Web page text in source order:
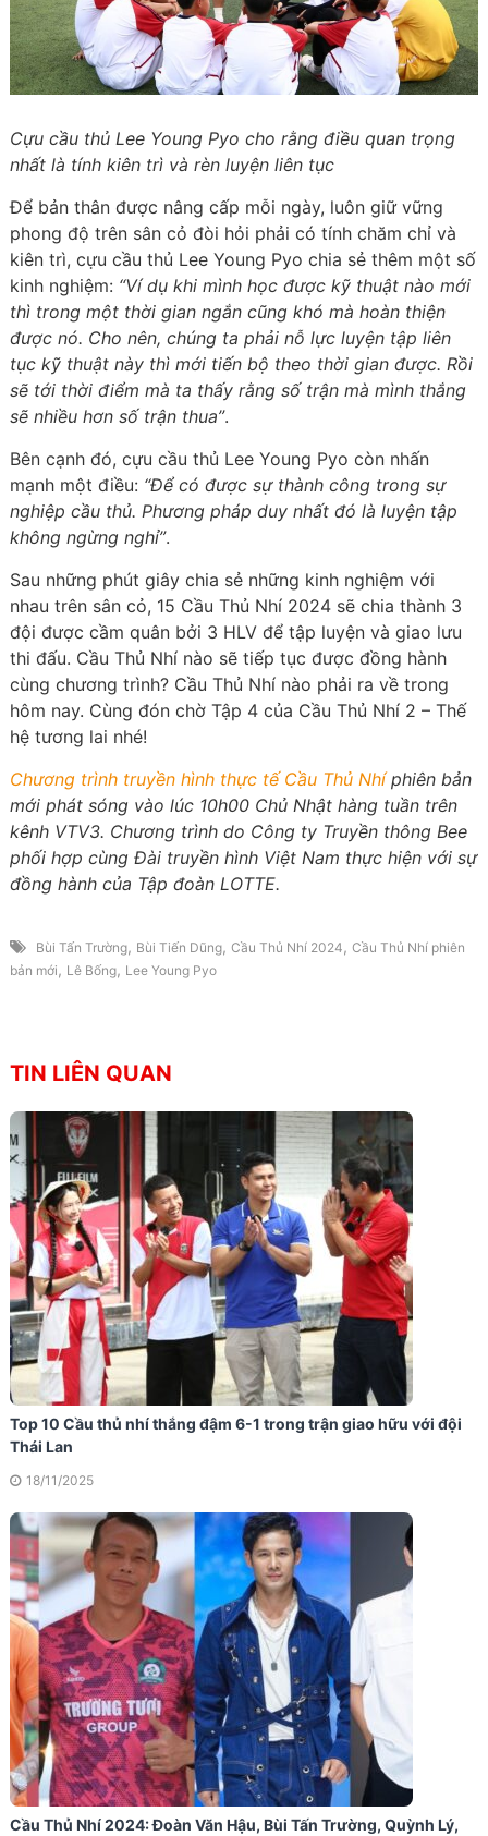
Cựu cầu thủ Lee Young Pyo cho rằng điều quan trọng
nhất là tính kiên trì và rèn luyện liên tục
Để bản thân được nâng cấp mỗi ngày, luôn giữ vững
phong độ trên sân cỏ đòi hỏi phải có tính chăm chỉ và
kiên trì, cựu cầu thủ Lee Young Pyo chia sẻ thêm một số
kinh nghiệm: “Ví dụ khi mình học được kỹ thuật nào mới
thì trong một thời gian ngắn cũng khó mà hoàn thiện
được nó. Cho nên, chúng ta phải nỗ lực luyện tập liên
tục kỹ thuật này thì mới tiến bộ theo thời gian được. Rồi
sẽ tới thời điểm mà ta thấy rằng số trận mà mình thắng
sẽ nhiều hơn số trận thua”.
Bên cạnh đó, cựu cầu thủ Lee Young Pyo còn nhấn
mạnh một điều: “Để có được sự thành công trong sự
nghiệp cầu thủ. Phương pháp duy nhất đó là luyện tập
không ngừng nghỉ”.
Sau những phút giây chia sẻ những kinh nghiệm với
nhau trên sân cỏ, 15 Cầu Thủ Nhí 2024 sẽ chia thành 3
đội được cầm quân bởi 3 HLV để tập luyện và giao lưu
thi đấu. Cầu Thủ Nhí nào sẽ tiếp tục được đồng hành
cùng chương trình? Cầu Thủ Nhí nào phải ra về trong
hôm nay. Cùng đón chờ Tập 4 của Cầu Thủ Nhí 2 – Thế
hệ tương lai nhé!
Chương trình truyền hình thực tế Cầu Thủ Nhíphiên bản
mới phát sóng vào lúc 10h00 Chủ Nhật hàng tuần trên
kênh VTV3. Chương trình do Công ty Truyền thông Bee
phối hợp cùng Đài truyền hình Việt Nam thực hiện với sự
đồng hành của Tập đoàn LOTTE.
Bùi Tấn Trường, Bùi Tiến Dũng, Cầu Thủ Nhí 2024 , Cầu Thủ Nhí phiên
bản mới , Lê Bống, Lee Young Pyo
TIN LIÊN QUAN
Top 10 Cầu thủ nhí thắng đậm 6-1 trong trận giao hữu với đội
Thái Lan
18/11/2025
Cầu Thủ Nhí 2024: Đoàn Văn Hậu, Bùi Tấn Trường, Quỳnh Lý,